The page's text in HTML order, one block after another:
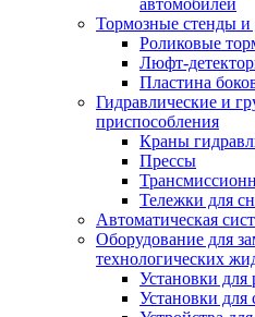
автомобилей
Тормозные стенды и
Роликовые
Люфт-
Пластина
Гидравлические и
приспособления
Краны
Прессы
Тележки для
Автоматическая
Оборудование для
технологических
Установки для
Установки для